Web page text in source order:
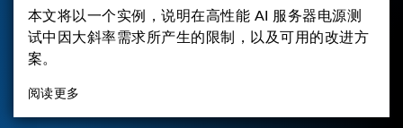
本文将以一个实例，说明在高性能 AI 服务器电源测
试中因大斜率需求所产生的限制，以及可用的改进方
案。
阅读更多